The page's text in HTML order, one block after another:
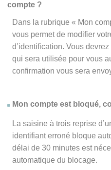
compte ?
Dans la rubrique « Mon
vous permet de modifier
d’identification. Vous
qui sera utilisée pour vous
confirmation vous sera
Mon compte est bloqué,
La saisine à trois reprise
identifiant erroné bloque
délai de 30 minutes est
automatique du blocage.